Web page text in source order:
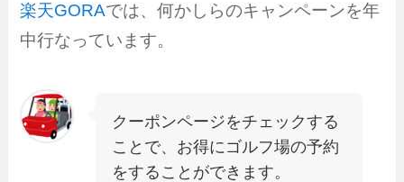
楽天GORAでは、何かしらのキャンペーンを年
中行なっています。
クーポンページをチェックする
ことで、お得にゴルフ場の予約
をすることができます。